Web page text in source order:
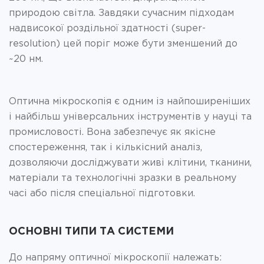
природою світла. Завдяки сучасним підходам
надвисокої роздільної здатності (super-
resolution) цей поріг може бути зменшений до
~20 нм.
Оптична мікроскопія є одним із найпоширеніших
і найбільш універсальних інструментів у науці та
промисловості. Вона забезпечує як якісне
спостереження, так і кількісний аналіз,
дозволяючи досліджувати живі клітини, тканини,
матеріали та технологічні зразки в реальному
часі або після спеціальної підготовки.
ОСНОВНІ ТИПИ ТА СИСТЕМИ
До напряму оптичної мікроскопії належать: